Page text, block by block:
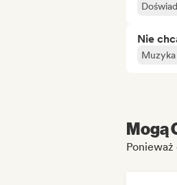
Nie
Mogą